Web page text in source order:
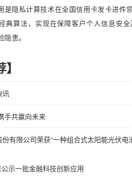
隐私计算技术在全国信用卡发卡进件
典算法，实现在保障客户个人信息安
患。
讯
手共赢向未来
有限公司荣获“一种组合式太阳能光伏
示一批金融科技创新应用